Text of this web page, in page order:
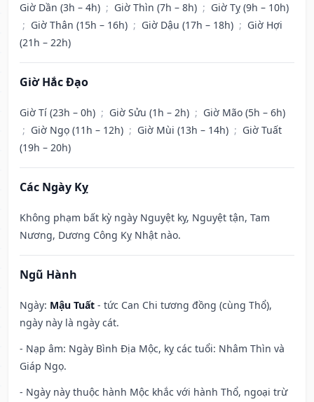
Giờ Dần (3h – 4h) ; Giờ Thìn (7h – 8h) ; Giờ Tỵ (9h – 10h)
; Giờ Thân (15h – 16h) ; Giờ Dậu (17h – 18h) ; Giờ Hợi
(21h – 22h)
Giờ Hắc Đạo
Giờ Tí (23h – 0h) ; Giờ Sửu (1h – 2h) ; Giờ Mão (5h – 6h)
; Giờ Ngọ (11h – 12h) ; Giờ Mùi (13h – 14h) ; Giờ Tuất
(19h – 20h)
Các Ngày Kỵ
Không phạm bất kỳ ngày Nguyệt kỵ, Nguyệt tận, Tam
Nương, Dương Công Kỵ Nhật nào.
Ngũ Hành
Ngày: Mậu Tuất - tức Can Chi tương đồng (cùng Thổ),
ngày này là ngày cát.
- Nạp âm: Ngày Bình Địa Mộc, kỵ các tuổi: Nhâm Thìn và
Giáp Ngọ.
- Ngày này thuộc hành Mộc khắc với hành Thổ, ngoại trừ